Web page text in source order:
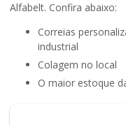
Alfabelt. Confira abaixo:
correias personalizadas de acordo com o processo
industrial
colagem no local
o maior estoque